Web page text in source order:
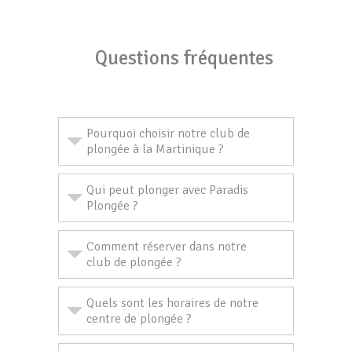
Questions fréquentes
Pourquoi choisir notre club de
plongée à la Martinique ?
Qui peut plonger avec Paradis
Plongée ?
Comment réserver dans notre
club de plongée ?
Quels sont les horaires de notre
centre de plongée ?